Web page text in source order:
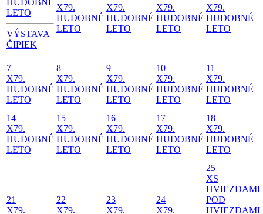
HUDOBNÉ
LETO
VÝSTAVA
ČIPIEK
X79.
HUDOBNÉ
LETO
X79.
HUDOBNÉ
LETO
X79.
HUDOBNÉ
LETO
X79.
HUDOBNÉ
LETO
7
X79.
HUDOBNÉ
LETO
8
X79.
HUDOBNÉ
LETO
9
X79.
HUDOBNÉ
LETO
10
X79.
HUDOBNÉ
LETO
11
X79.
HUDOBNÉ
LETO
14
X79.
HUDOBNÉ
LETO
15
X79.
HUDOBNÉ
LETO
16
X79.
HUDOBNÉ
LETO
17
X79.
HUDOBNÉ
LETO
18
X79.
HUDOBNÉ
LETO
21
X79.
22
X79.
23
X79.
24
X79.
25
XS
HVIEZDAMI
POD
HVIEZDAMI